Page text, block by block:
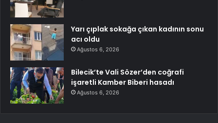
Yarı çıplak sokağa çıkan kadının sonu
acı oldu
Ağustos 6, 2026
Bilecik’te Vali Sözer’den coğrafi
işaretli Kamber Biberi hasadı
Ağustos 6, 2026